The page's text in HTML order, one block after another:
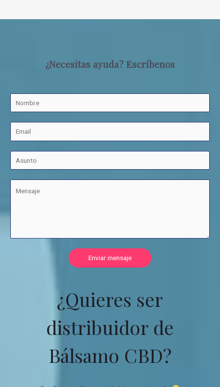
¿Necesitas ayuda? Escríbenos
Enviar mensaje
¿Quieres ser
distribuidor de
Bálsamo CBD?